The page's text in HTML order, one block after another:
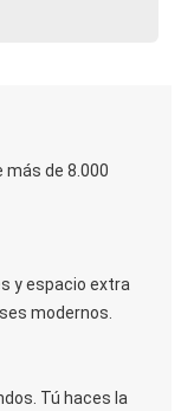
más de 8.000
y espacio extra
modernos.
Tú haces la